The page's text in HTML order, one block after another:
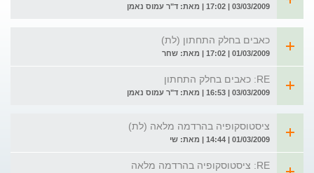
03/03/2009 | 17:02 | מאת: ד"ר עמוס נאמן
כאבים בחלק התחתון (לת)
01/03/2009 | 17:02 | מאת: שחר
RE: כאבים בחלק התחתון
03/03/2009 | 16:53 | מאת: ד"ר עמוס נאמן
ציסטוסקופיה בהרדמה מלאה (לת)
01/03/2009 | 14:44 | מאת: שי
RE: ציסטוסקופיה בהרדמה מלאה